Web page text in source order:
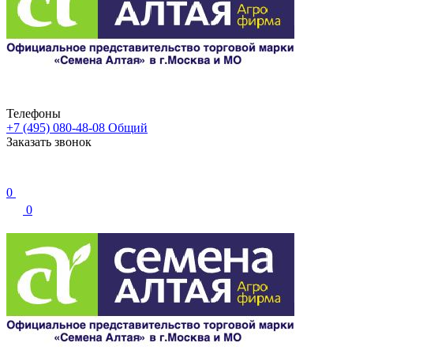
Телефоны
+7 (495) 080-48-08 Общий
Заказать звонок
0
0